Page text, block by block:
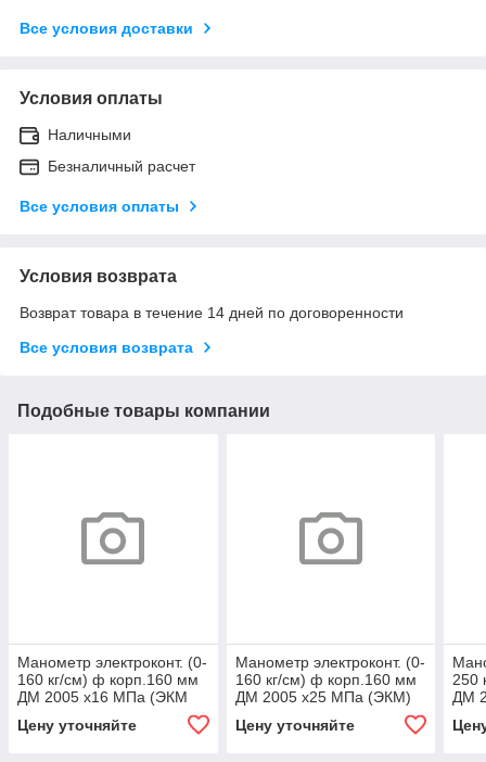
Все условия доставки
Условия оплаты
Наличными
Безналичный расчет
Все условия оплаты
Условия возврата
Возврат товара в течение 14 дней по договоренности
Все условия возврата
Подобные товары компании
Манометр электроконт. (0-
160 кг/см) ф корп.160 мм
ДМ 2005 х16 МПа (ЭКМ
Цену уточняйте
Манометр электроконт. (0-
160 кг/см) ф корп.160 мм
ДМ 2005 х25 МПа (ЭКМ)
Цену уточняйте
250
ДМ